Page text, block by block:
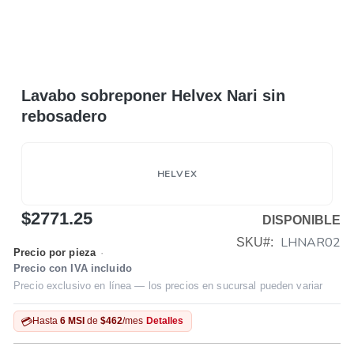
Lavabo sobreponer Helvex Nari sin
rebosadero
HELVEX
$2771.25
DISPONIBLE
SKU
LHNAR02
Precio por pieza ·
Precio con IVA incluido
Precio exclusivo en línea — los precios en sucursal pueden variar
💳Hasta 6 MSI de $462/mes Detalles